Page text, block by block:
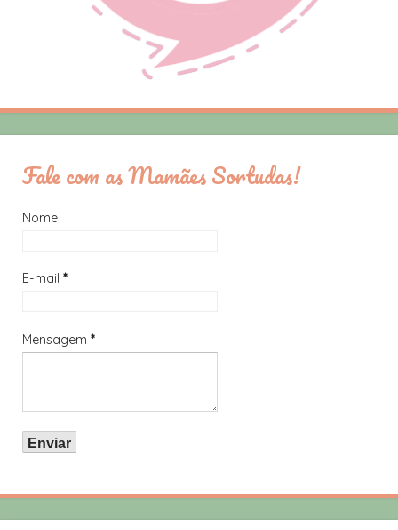
Fale com as Mamães Sortudas!
Nome
E-mail *
Mensagem *